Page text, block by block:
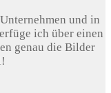
und in
ich über einen
genau die Bilder